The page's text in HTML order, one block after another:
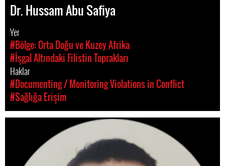
Dr. Hussam Abu Safiya
Yer
#Bölge: Orta Doğu ve Kuzey Afrika
#İşgal Altındaki Filistin Toprakları
Haklar
#Documenting / Monitoring Violations in Conflict
#Sağlığa Erişim